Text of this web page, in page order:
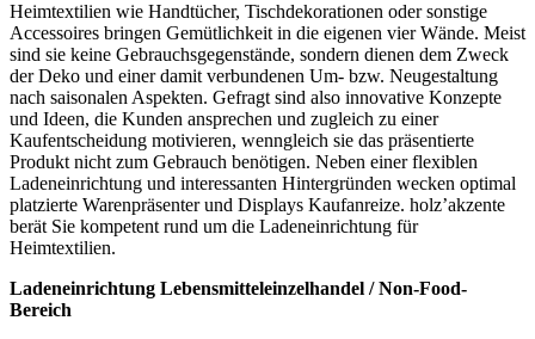
Heimtextilien wie Handtücher, Tischdekorationen oder sonstige
Accessoires bringen Gemütlichkeit in die eigenen vier Wände. Meist
sind sie keine Gebrauchsgegenstände, sondern dienen dem Zweck
der Deko und einer damit verbundenen Um- bzw. Neugestaltung
nach saisonalen Aspekten. Gefragt sind also innovative Konzepte
und Ideen, die Kunden ansprechen und zugleich zu einer
Kaufentscheidung motivieren, wenngleich sie das präsentierte
Produkt nicht zum Gebrauch benötigen. Neben einer flexiblen
Ladeneinrichtung und interessanten Hintergründen wecken optimal
platzierte Warenpräsenter und Displays Kaufanreize. holz’akzente
berät Sie kompetent rund um die Ladeneinrichtung für
Heimtextilien.
Ladeneinrichtung Lebensmitteleinzelhandel / Non-Food-
Bereich